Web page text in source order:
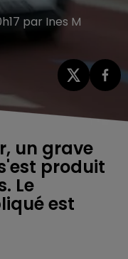
par Ines M
un grave
produit
Le
est